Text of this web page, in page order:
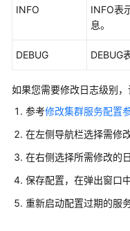
Iceberg（MRS
之
版
使
Iceberg（MRS
3.6.0.1
之
INFO
INFO表
息。
DEBUG DEBUG
如果您需要修改日志级别，
参考修改集群服务配置
在左侧导航栏选择需修
在右侧选择所需修改的
保存配置，在弹出窗口
重新启动配置过期的服